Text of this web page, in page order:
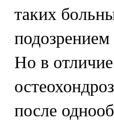
таких
Но в
после